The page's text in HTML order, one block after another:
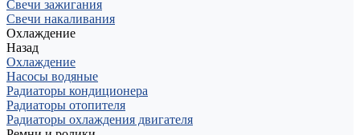
Свечи зажигания
Свечи накаливания
Охлаждение
Назад
Охлаждение
Насосы водяные
Радиаторы кондиционера
Радиаторы отопителя
Радиаторы охлаждения двигателя